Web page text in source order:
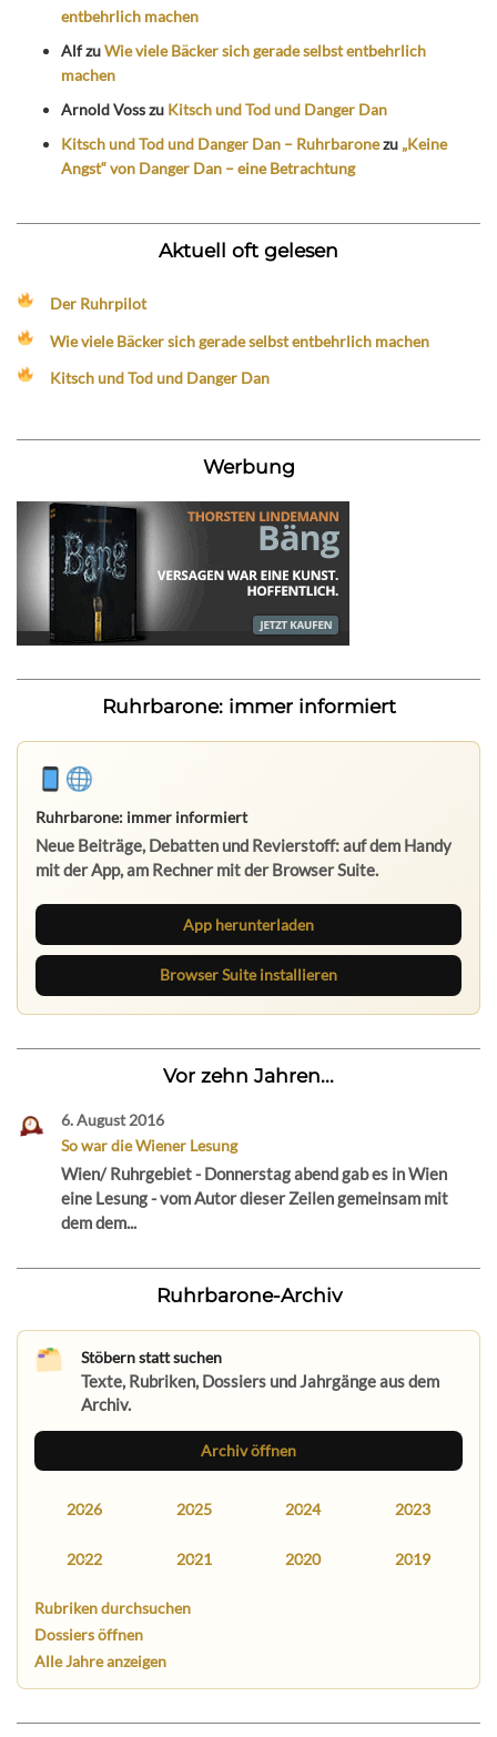
entbehrlich machen
AlfzuWie viele Bäcker sich gerade selbst entbehrlich
machen
Arnold Vosszu Kitsch und Tod und Danger Dan
Kitsch und Tod und Danger Dan – Ruhrbaronezu „Keine
Angst“ von Danger Dan – eine Betrachtung
Aktuell oft gelesen
Der Ruhrpilot
Wie viele Bäcker sich gerade selbst entbehrlich machen
Kitsch und Tod und Danger Dan
Werbung
Ruhrbarone: immer informiert
Ruhrbarone: immer informiert
Neue Beiträge, Debatten und Revierstoff: auf dem Handy
mit der App, am Rechner mit der Browser Suite.
App herunterladen
Browser Suite installieren
Vor zehn Jahren...
6. August 2016
So war die Wiener Lesung
Wien/ Ruhrgebiet - Donnerstag abend gab es in Wien
eine Lesung - vom Autor dieser Zeilen gemeinsam mit
dem dem...
Ruhrbarone-Archiv
Stöbern statt suchen
Texte, Rubriken, Dossiers und Jahrgänge aus dem
Archiv.
Archiv öffnen
2026 2025 2024 2023
2022 2021 2020 2019
Rubriken durchsuchen
Dossiers öffnen
Alle Jahre anzeigen